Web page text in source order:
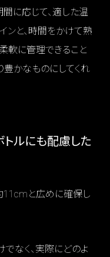
に応じて、適した温
ンと、時間をかけて熟
軟に管理できること
豊かなものにしてくれ
トルにも配慮した
11cmと広めに確保し
なく、実際にどのよ